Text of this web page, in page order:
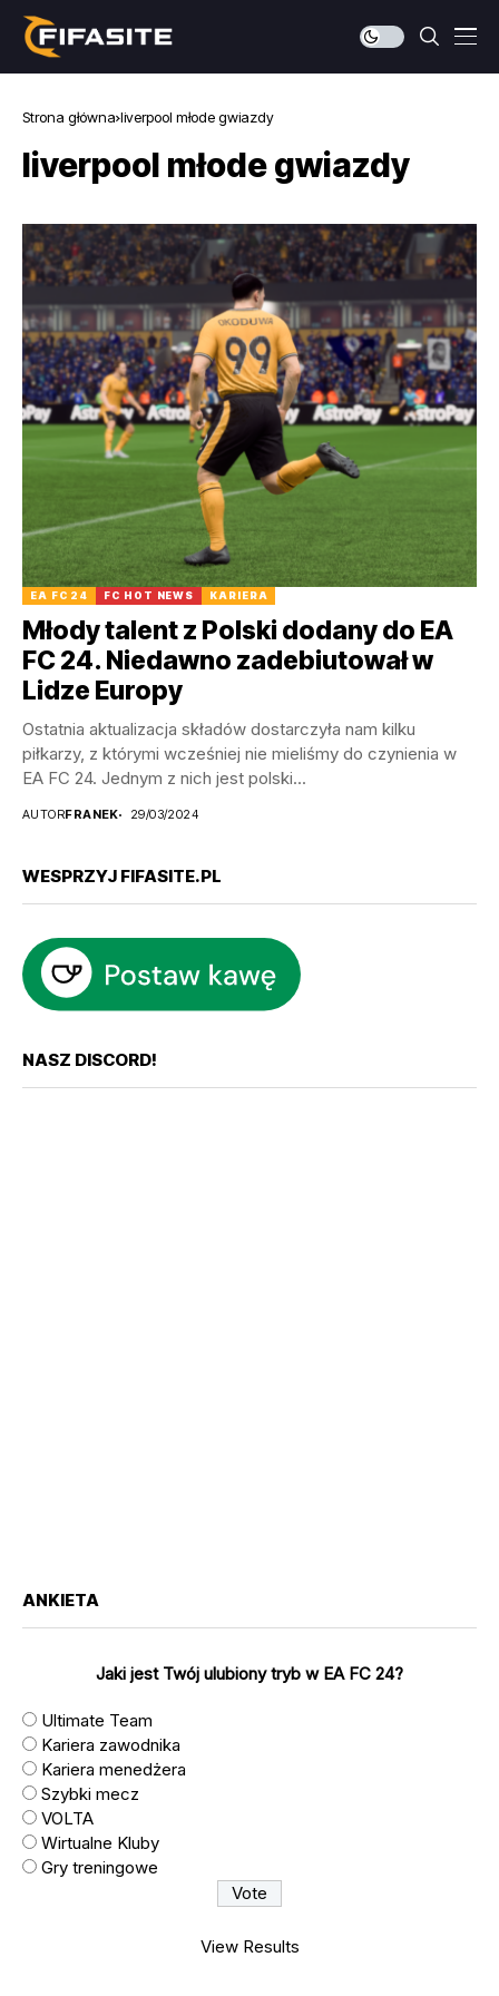
Strona główna liverpool młode gwiazdy
liverpool młode gwiazdy
EA FC 24 FC HOT NEWS KARIERA
Młody talent z Polski dodany do EA
FC 24. Niedawno zadebiutował w
Lidze Europy
Ostatnia aktualizacja składów dostarczyła nam kilku
piłkarzy, z którymi wcześniej nie mieliśmy do czynienia w
EA FC 24. Jednym z nich jest polski...
AUTORFRANEK 29/03/2024
WESPRZYJ FIFASITE.PL
NASZ DISCORD!
ANKIETA
Jaki jest Twój ulubiony tryb w EA FC 24?
Ultimate Team
Kariera zawodnika
Kariera menedżera
Szybki mecz
VOLTA
Wirtualne Kluby
Gry treningowe
View Results